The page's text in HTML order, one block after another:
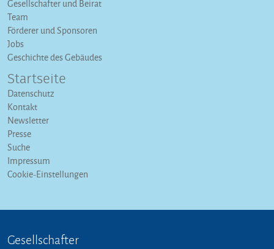
Gesellschafter und Beirat
Team
Förderer und Sponsoren
Jobs
Geschichte des Gebäudes
Startseite
Datenschutz
Kontakt
Newsletter
Presse
Suche
Impressum
Cookie-Einstellungen
Gesellschafter